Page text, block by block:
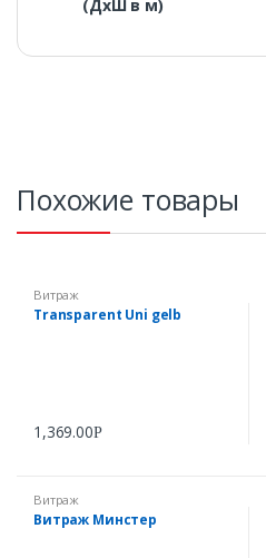
(ДхШ в м)
Похожие товары
Витраж
Transparent Uni gelb
1,369.00Р
Витраж
Витраж Минстер